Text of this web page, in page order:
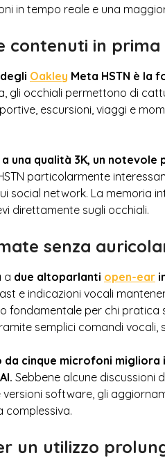
in tempo reale e una
contenuti in
Oakley Meta HSTN è la
gli occhiali permettono di
escursioni, viaggi e
una qualità 3K, un
particolarmente
social network. La memoria
direttamente sugli occhiali.
senza
a due altoparlanti open-ear
e indicazioni vocali
fondamentale per chi pratica
semplici comandi
cinque microfoni
Sebbene alcune discussioni
software, gli
complessiva.
un utilizzo